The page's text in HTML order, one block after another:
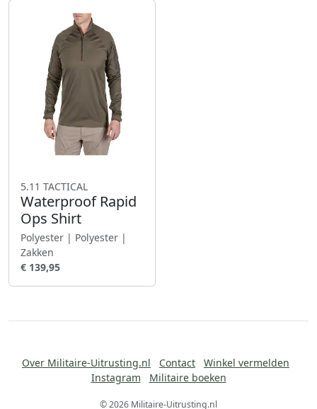
5.11 TACTICAL
Waterproof Rapid
Ops Shirt
Polyester | Polyester |
Zakken
€ 139,95
Over Militaire-Uitrusting.nl Contact
Winkel vermelden
Instagram
Militaire boeken
© 2026 Militaire-Uitrusting.nl